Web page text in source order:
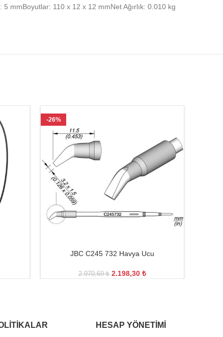
mmBoyutlar: 110 x 12 x 12 mmNet Ağırlık: 0.010 kg
-26%
JBC C245 732 Havya Ucu
2.970,69₺ 2.198,30 ₺
HESAP YÖNETIMI